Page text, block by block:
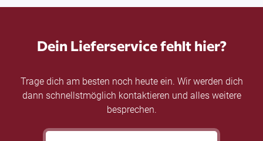
Dein Lieferservice fehlt hier?
Trage dich am besten noch heute ein. Wir werden dich
dann schnellstmöglich kontaktieren und alles weitere
besprechen.